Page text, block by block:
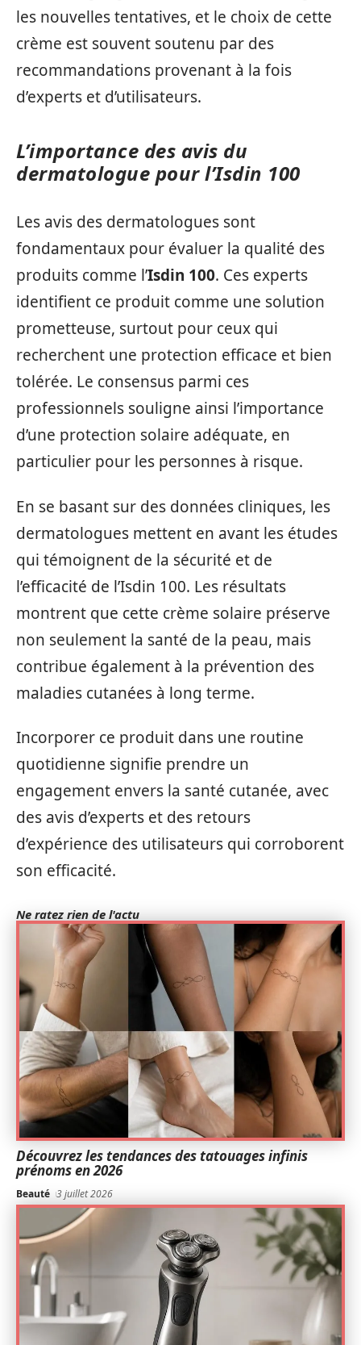
les nouvelles tentatives, et le choix de cette
crème est souvent soutenu par des
recommandations provenant à la fois
d’experts et d’utilisateurs.
L’importance des avis du
dermatologue pour l’Isdin 100
Les avis des dermatologues sont
fondamentaux pour évaluer la qualité des
produits comme l’Isdin 100. Ces experts
identifient ce produit comme une solution
prometteuse, surtout pour ceux qui
recherchent une protection efficace et bien
tolérée. Le consensus parmi ces
professionnels souligne ainsi l’importance
d’une protection solaire adéquate, en
particulier pour les personnes à risque.
En se basant sur des données cliniques, les
dermatologues mettent en avant les études
qui témoignent de la sécurité et de
l’efficacité de l’Isdin 100. Les résultats
montrent que cette crème solaire préserve
non seulement la santé de la peau, mais
contribue également à la prévention des
maladies cutanées à long terme.
Incorporer ce produit dans une routine
quotidienne signifie prendre un
engagement envers la santé cutanée, avec
des avis d’experts et des retours
d’expérience des utilisateurs qui corroborent
son efficacité.
Ne ratez rien de l'actu
Découvrez les tendances des tatouages infinis
prénoms en 2026
Beauté 3 juillet 2026